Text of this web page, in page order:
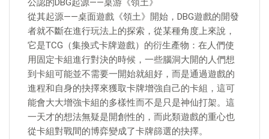
公認的DBG起源——桌游《領土》
從其起源——桌面遊戲《領土》開始，DBG遊戲的開發
者就不斷在進行玩法上的探索，從某種角度上來說，
它是TCG（集換式卡牌遊戲）的衍生產物：在人們使
用固定卡組進行對決的時候，一些腦洞大開的人們想
到卡組可能並不需要一開始就組好，而是通過遊戲的
進程和自身的抉擇來獲取卡牌增強自己的卡組，這可
能會大大增強卡組的多樣性而不是只是神仙打架。這
一天才的想法無疑是開創性的，而此類遊戲的重心也
從卡組對戰間的博弈變成了卡牌篩選的抉擇。